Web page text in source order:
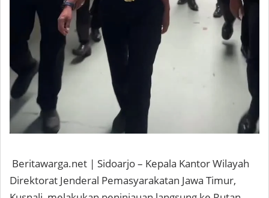
Beritawarga.net | Sidoarjo – Kepala Kantor Wilayah
Direktorat Jenderal Pemasyarakatan Jawa Timur,